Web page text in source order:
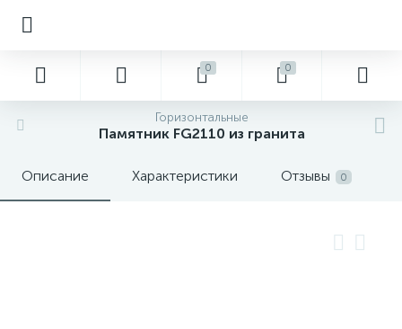
0 0
Горизонтальные
Памятник FG2110 из гранита
Описание Характеристики Отзывы 0